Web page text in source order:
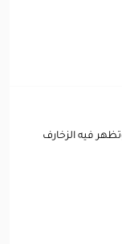
فيه الزخارف